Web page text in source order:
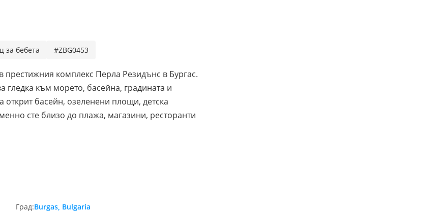
за бебета #ZBG0453
комплекс Перла Резидънс в Бургас.
гледка към морето, басейна, градината и
открит басейн, озеленени площи, детска
сте близо до плажа, магазини, ресторанти
Град:Burgas, Bulgaria